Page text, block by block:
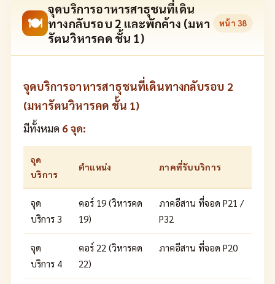
🍽
จุดบริการอาหารสาธุชนที่เดิน
ทางกลับรอบ 2 และพักค้าง (มหา
รัตนวิหารคด ชั้น 1)
หน้า 38
จุดบริการอาหารสาธุชนที่เดินทางกลับรอบ 2
(มหารัตนวิหารคด ชั้น 1)
มีทั้งหมด 6 จุด:
จุด
บริการ
ตำแหน่ง ภาคที่รับบริการ
จุด
บริการ 3
คอร์ 19 (วิหารคด
19)
ภาคอีสาน ที่จอด P21 /
P32
จุด
บริการ 4
คอร์ 22 (วิหารคด
22)
ภาคอีสาน ที่จอด P20